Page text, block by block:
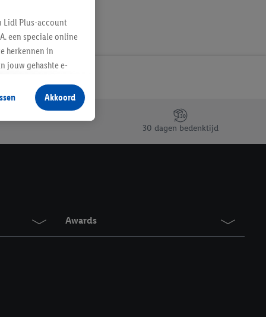
30 dagen bedenktijd
Awards
Lidl Plus-account
een speciale online
herkennen in
jouw gehashte e-
producten waarin je
te plaatsen
verschillende
kunnen worden
vergelijkbare
in te
Akkoord